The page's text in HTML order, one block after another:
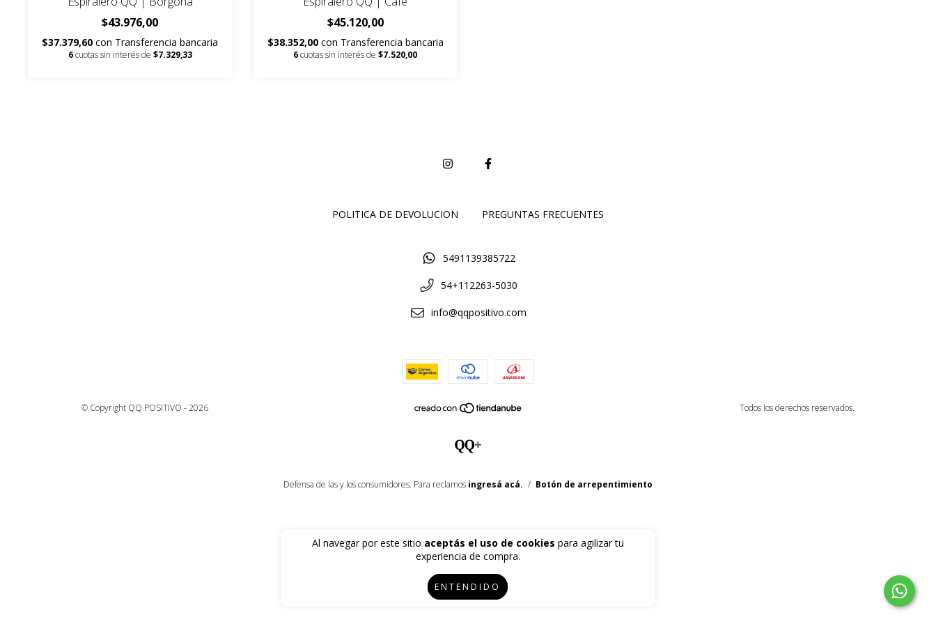
Al navegar por este sitio aceptás el uso de cookies para agilizar tu
experiencia de compra.
ENTENDIDO
$43.976,00
$37.379,60con Transferencia bancaria
6cuotas sin interés de $7.329,33
$45.120,00
$38.352,00 con Transferencia bancaria
6cuotas sin interés de$7.520,00
POLITICA DE DEVOLUCION PREGUNTAS FRECUENTES
5491139385722
54+112263-5030
info@qqpositivo.com
© Copyright QQ POSITIVO - 2026 Todos los derechos reservados.
Defensa de las y los consumidores. Para reclamos ingresá acá. / Botón de arrepentimiento